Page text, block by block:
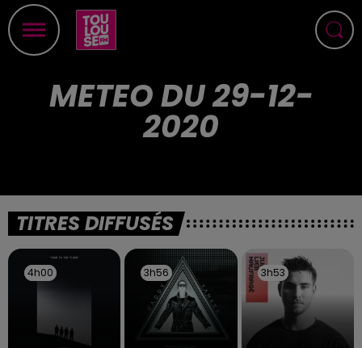
METEO DU 29-12-
2020
TITRES DIFFUSÉS
4h00
4h00 3h56
3h56 3h53
3h53